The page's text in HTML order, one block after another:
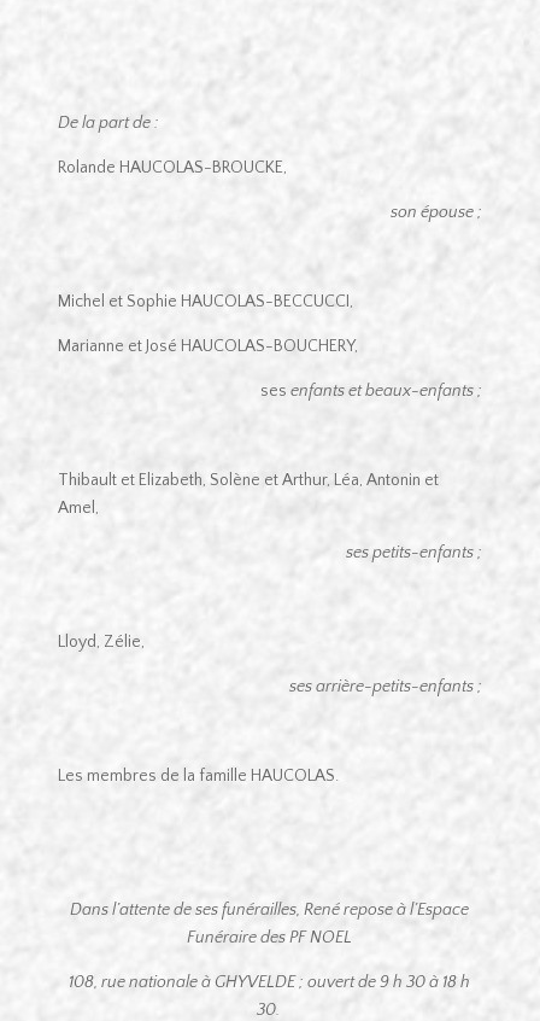
De la part de :
Rolande HAUCOLAS-BROUCKE,
son épouse ;
Michel et Sophie HAUCOLAS-BECCUCCI,
Marianne et José HAUCOLAS-BOUCHERY,
ses enfants et beaux-enfants ;
Thibault et Elizabeth, Solène et Arthur, Léa, Antonin et
Amel,
ses petits-enfants ;
Lloyd, Zélie,
ses arrière-petits-enfants ;
Les membres de la famille HAUCOLAS.
Dans l’attente de ses funérailles, René repose à l’Espace
Funéraire des PF NOEL
108, rue nationale à GHYVELDE ; ouvert de 9 h 30 à 18 h
30.